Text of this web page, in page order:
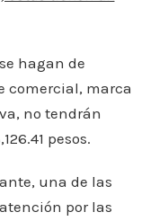
hagan de
comercial, marca
no tendrán
pesos.
una de las
por las